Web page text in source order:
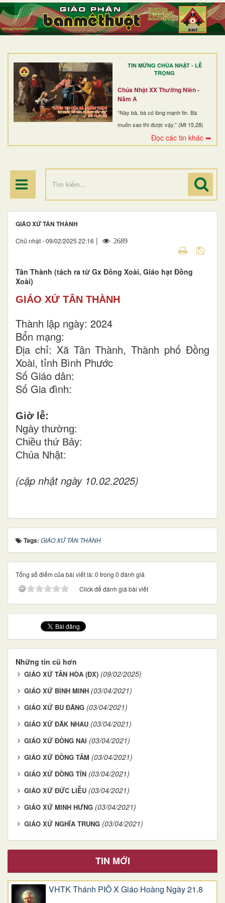
TIN MỪNG CHÚA NHẬT - LỄ
TRỌNG
Chúa Nhật XX Thường Niên -
Năm A
“Này bà, bà có lòng mạnh tin. Bà
muốn sao thì được vậy.” (Mt 15,28)
Đọc các tin khác ➥
TRANG NHẤT
GIỚI THIỆU
DÒNG TU
BAN MỤC VỤ
ĐOÀN THỂ CG
ĐIỂM HÀNH HƯƠNG
GIÁO XỨ TÂN THÀNH
Chủ nhật - 09/02/2025 22:16 | 2689
Tân Thành (tách ra từ Gx Đồng Xoài, Giáo hạt Đồng
Xoài)
GIÁO XỨ TÂN THÀNH
Thành lập ngày: 2024
Bổn mạng:
Địa chỉ: Xã Tân Thành, Thành phố Đồng
Xoài, tỉnh Bình Phước
Số Giáo dân:
Số Gia đình:
Giờ lễ:
Ngày thường:
Chiều thứ Bảy:
Chúa Nhật:
(cập nhật ngày 10.02.2025)
Tags: GIÁO XỨ TÂN THÀNH
Tổng số điểm của bài viết là: 0 trong 0 đánh giá
Click để đánh giá bài viết
Những tin cũ hơn
GIÁO XỨ TÂN HÒA (ĐX) (09/02/2025)
GIÁO XỨ BÌNH MINH (03/04/2021)
GIÁO XỨ BÙ ĐĂNG (03/04/2021)
GIÁO XỨ ĐĂK NHAU (03/04/2021)
GIÁO XỨ ĐỒNG NAI (03/04/2021)
GIÁO XỨ ĐỒNG TÂM (03/04/2021)
GIÁO XỨ ĐỒNG TÍN (03/04/2021)
GIÁO XỨ ĐỨC LIỄU (03/04/2021)
GIÁO XỨ MINH HƯNG (03/04/2021)
GIÁO XỨ NGHĨA TRUNG (03/04/2021)
TIN MỚI
VHTK Thánh PIÔ X Giáo Hoàng Ngày 21.8